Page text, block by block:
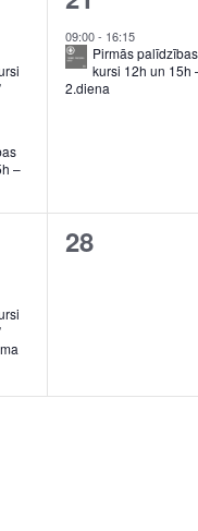
–
event,
09:00- 16:15
Pirmās palīdzības
kursi 12h un 15h
2.diena
0
28